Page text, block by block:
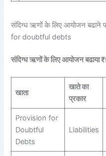
संदिग्ध ऋणों के लिए आयोजन बढाने
for doubtful debts
संदिग्ध ऋणों के लिए आयोजन बढाया
खाता
खाते का
प्रकार
Provision for
Doubtful
Debts
Liabilities